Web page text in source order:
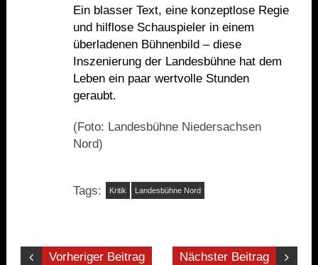
Ein blasser Text, eine konzeptlose Regie
und hilflose Schauspieler in einem
überladenen Bühnenbild – diese
Inszenierung der Landesbühne hat dem
Leben ein paar wertvolle Stunden
geraubt.
(Foto: Landesbühne Niedersachsen
Nord)
Tags: Kritik Landesbühne Nord
Nächster Beitrag
Vorheriger Beitrag